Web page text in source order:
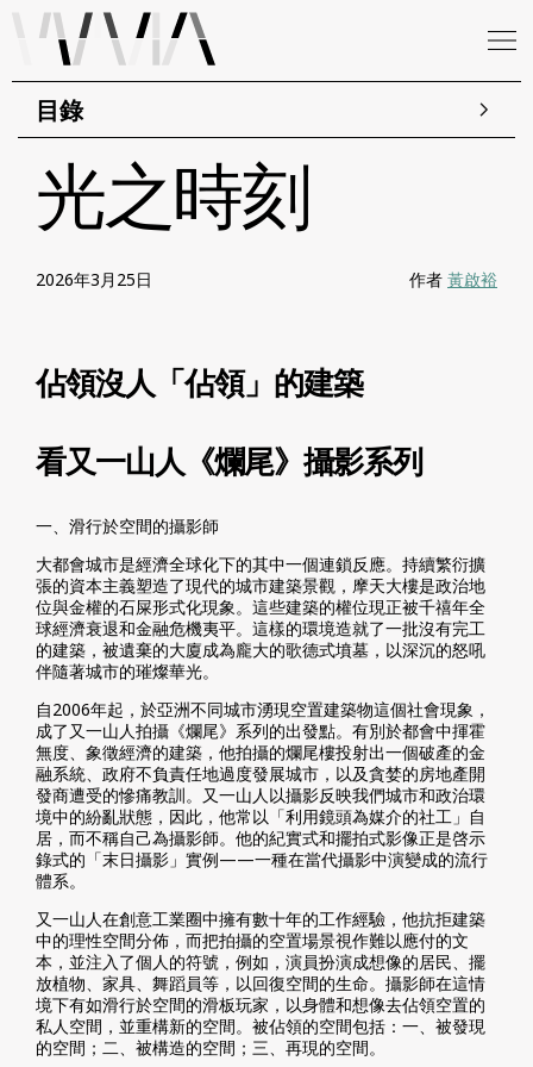
目錄
光之時刻
2026年3月25日 作者 黃啟裕
佔領沒人「佔領」的建築
看又一山人《爛尾》攝影系列
一、滑行於空間的攝影師
大都會城市是經濟全球化下的其中一個連鎖反應。持續繁衍擴
張的資本主義塑造了現代的城市建築景觀，摩天大樓是政治地
位與金權的石屎形式化現象。這些建築的權位現正被千禧年全
球經濟衰退和金融危機夷平。這樣的環境造就了一批沒有完工
的建築，被遺棄的大廈成為龐大的歌德式墳墓，以深沉的怒吼
伴隨著城市的璀燦華光。
自2006年起，於亞洲不同城市湧現空置建築物這個社會現象，
成了又一山人拍攝《爛尾》系列的出發點。有別於都會中揮霍
無度、象徵經濟的建築，他拍攝的爛尾樓投射出一個破產的金
融系統、政府不負責任地過度發展城市，以及貪婪的房地產開
發商遭受的慘痛教訓。又一山人以攝影反映我們城市和政治環
境中的紛亂狀態，因此，他常以「利用鏡頭為媒介的社工」自
居，而不稱自己為攝影師。他的紀實式和擺拍式影像正是啓示
錄式的「末日攝影」實例——一種在當代攝影中演變成的流行
體系。
又一山人在創意工業圈中擁有數十年的工作經驗，他抗拒建築
中的理性空間分佈，而把拍攝的空置場景視作難以應付的文
本，並注入了個人的符號，例如，演員扮演成想像的居民、擺
放植物、家具、舞蹈員等，以回復空間的生命。攝影師在這情
境下有如滑行於空間的滑板玩家，以身體和想像去佔領空置的
私人空間，並重構新的空間。被佔領的空間包括：一、被發現
的空間；二、被構造的空間；三、再現的空間。